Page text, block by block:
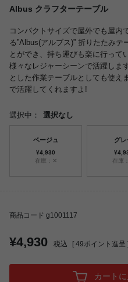
Albus クラフターテーブル
コンパクトサイズで屋外でも屋内
る”Albus(アルブス)” 折りたたみ
とができ、持ち運びも楽に行って
様々なレジャーシーンで活躍しま
とした作業テーブルとしても使え
で活躍してくれますよ!
選択中： 選択なし
ベージュ
¥4,930
在庫：✕
グレ
在庫
商品コード g1001117
¥4,930 税込 [ 49ポイント進呈
カート